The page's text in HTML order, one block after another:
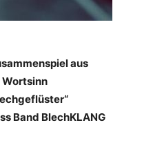
aus
Wortsinn
Band BlechKLANG